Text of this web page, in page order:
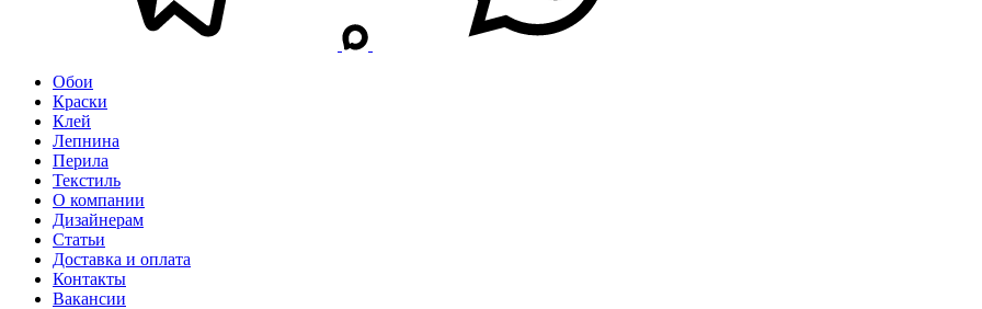
Обои
Краски
Клей
Лепнина
Перила
Текстиль
О компании
Дизайнерам
Статьи
Доставка и оплата
Контакты
Вакансии